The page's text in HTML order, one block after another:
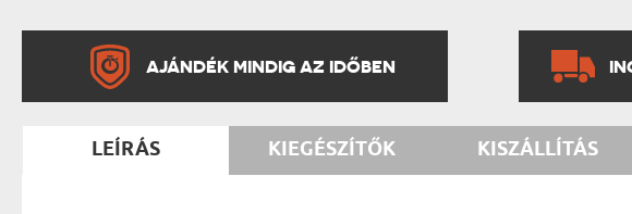
AJÁNDÉK MINDIG AZ IDŐBEN
LEÍRÁS KIEGÉSZÍTŐK KISZÁLLÍTÁS